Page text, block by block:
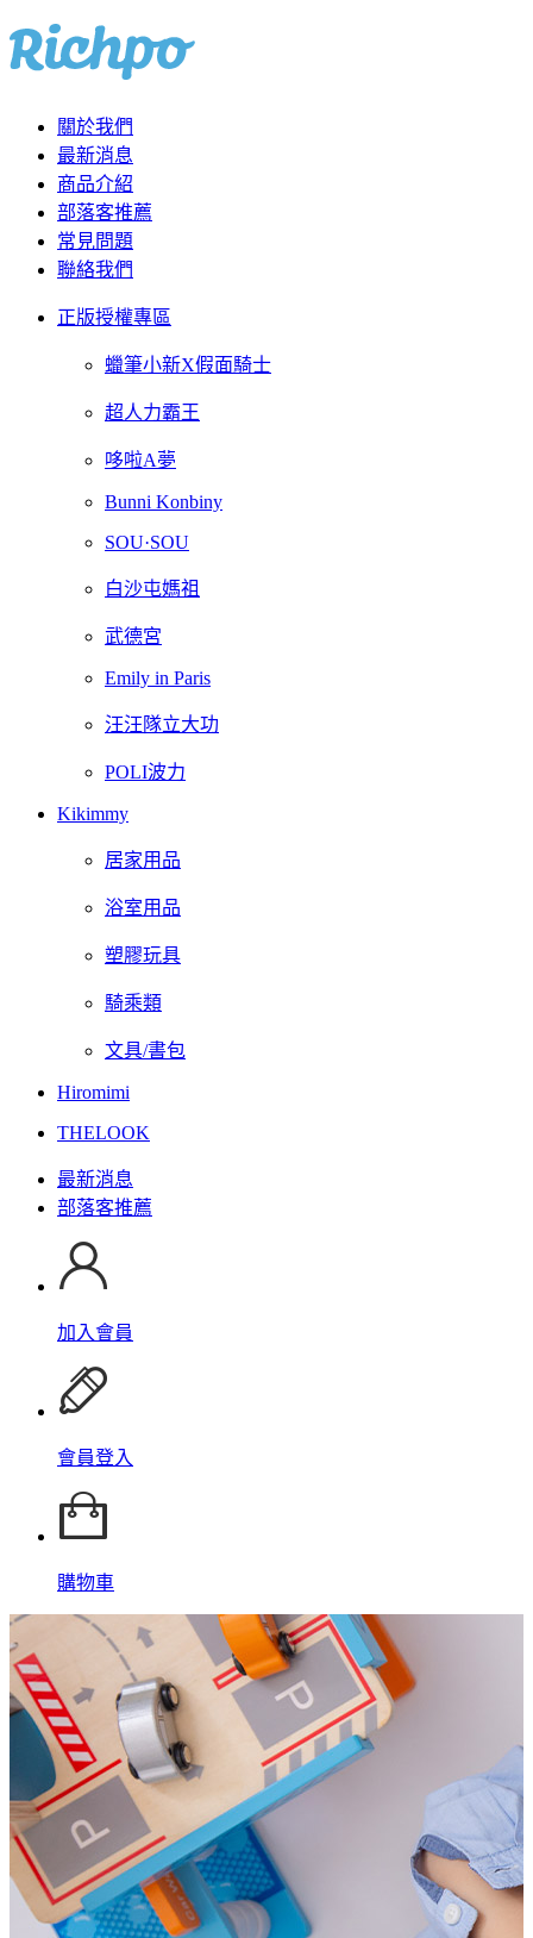
關於我們
最新消息
商品介紹
部落客推薦
常見問題
聯絡我們
正版授權專區
蠟筆小新X假面騎士
超人力霸王
哆啦A夢
Bunni Konbiny
SOU·SOU
白沙屯媽祖
武德宮
Emily in Paris
汪汪隊立大功
POLI波力
Kikimmy
居家用品
浴室用品
塑膠玩具
騎乘類
文具/書包
Hiromimi
THELOOK
最新消息
部落客推薦
加入會員
會員登入
購物車